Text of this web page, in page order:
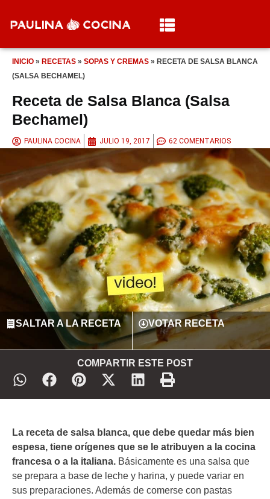
INICIO » RECETAS » SOPAS Y CREMAS » RECETA DE SALSA BLANCA
(SALSA BECHAMEL)
Receta de Salsa Blanca (Salsa
Bechamel)
PAULINA COCINA JULIO 19, 2017 62 COMENTARIOS
SALTAR A LA RECETA VOTAR RECETA
COMPARTIR ESTE POST
La receta de salsa blanca, que debe quedar más bien
espesa, tiene orígenes que se le atribuyen a la cocina
francesa o a la italiana. Básicamente es una salsa que
se prepara a base de leche y harina, y puede variar en
sus preparaciones. Además de comerse con pastas